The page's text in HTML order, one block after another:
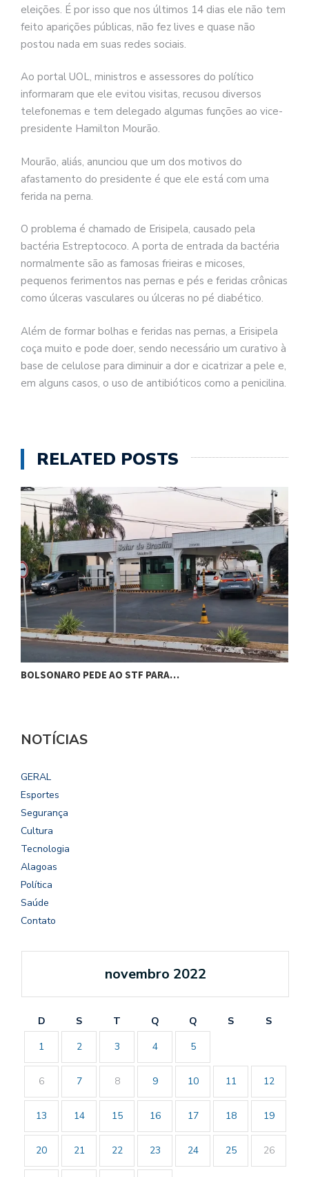
eleições. É por isso que nos últimos 14 dias ele não tem
feito aparições públicas, não fez lives e quase não
postou nada em suas redes sociais.
Ao portal UOL, ministros e assessores do político
informaram que ele evitou visitas, recusou diversos
telefonemas e tem delegado algumas funções ao vice-
presidente Hamilton Mourão.
Mourão, aliás, anunciou que um dos motivos do
afastamento do presidente é que ele está com uma
ferida na perna.
O problema é chamado de Erisipela, causado pela
bactéria Estreptococo. A porta de entrada da bactéria
normalmente são as famosas frieiras e micoses,
pequenos ferimentos nas pernas e pés e feridas crônicas
como úlceras vasculares ou úlceras no pé diabético.
Além de formar bolhas e feridas nas pernas, a Erisipela
coça muito e pode doer, sendo necessário um curativo à
base de celulose para diminuir a dor e cicatrizar a pele e,
em alguns casos, o uso de antibióticos como a penicilina.
RELATED POSTS
BOLSONARO PEDE AO STF PARA…
NOTÍCIAS
GERAL
Esportes
Segurança
Cultura
Tecnologia
Alagoas
Política
Saúde
Contato
novembro 2022
D S T Q Q S
S
1
2 3 4 5
6 7 8 9 10 11 12
13 14 15 16 17 18 19
20 21 22 23 24 25 26